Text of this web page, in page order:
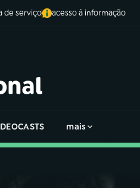
de serviço acesso à informação
mais